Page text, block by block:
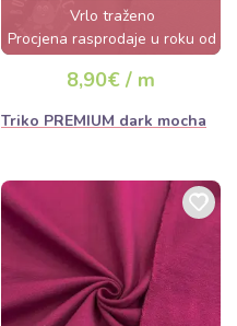
Vrlo traženo
Procjena rasprodaje u roku od
nekoliko sati
8,90€ / m
Triko PREMIUM dark mocha